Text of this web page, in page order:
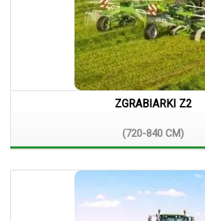
ZGRABIARKI Z2
(720-840 CM)